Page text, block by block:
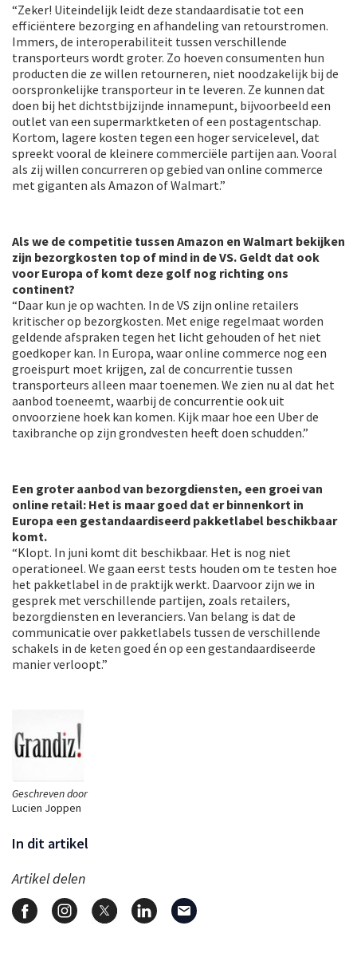
Geschreven door
Lucien Joppen
In dit artikel
Artikel delen
“Zeker! Uiteindelijk leidt deze standaardisatie tot een
efficiëntere bezorging en afhandeling van retourstromen.
Immers, de interoperabiliteit tussen verschillende
transporteurs wordt groter. Zo hoeven consumenten hun
producten die ze willen retourneren, niet noodzakelijk bij de
oorspronkelijke transporteur in te leveren. Ze kunnen dat
doen bij het dichtstbijzijnde innamepunt, bijvoorbeeld een
outlet van een supermarktketen of een postagentschap.
Kortom, lagere kosten tegen een hoger servicelevel, dat
spreekt vooral de kleinere commerciële partijen aan. Vooral
als zij willen concurreren op gebied van online commerce
met giganten als Amazon of Walmart.”
Als we de competitie tussen Amazon en Walmart bekijken
zijn bezorgkosten top of mind in de VS. Geldt dat ook
voor Europa of komt deze golf nog richting ons
continent?
“Daar kun je op wachten. In de VS zijn online retailers
kritischer op bezorgkosten. Met enige regelmaat worden
geldende afspraken tegen het licht gehouden of het niet
goedkoper kan. In Europa, waar online commerce nog een
groeispurt moet krijgen, zal de concurrentie tussen
transporteurs alleen maar toenemen. We zien nu al dat het
aanbod toeneemt, waarbij de concurrentie ook uit
onvoorziene hoek kan komen. Kijk maar hoe een Uber de
taxibranche op zijn grondvesten heeft doen schudden.”
Een groter aanbod van bezorgdiensten, een groei van
online retail: Het is maar goed dat er binnenkort in
Europa een gestandaardiseerd pakketlabel beschikbaar
komt.
“Klopt. In juni komt dit beschikbaar. Het is nog niet
operationeel. We gaan eerst tests houden om te testen hoe
het pakketlabel in de praktijk werkt. Daarvoor zijn we in
gesprek met verschillende partijen, zoals retailers,
bezorgdiensten en leveranciers. Van belang is dat de
communicatie over pakketlabels tussen de verschillende
schakels in de keten goed én op een gestandaardiseerde
manier verloopt.”